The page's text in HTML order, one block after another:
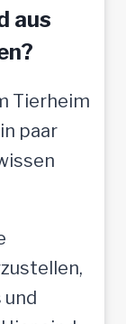
aus
Tierheim
paar
und